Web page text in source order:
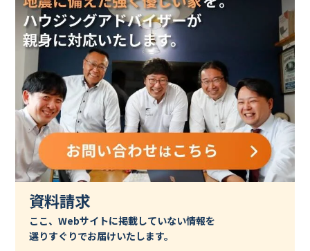
資料請求
ここ、Webサイトに掲載していない情報を
選りすぐりでお届けいたします。